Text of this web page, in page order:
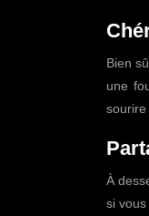
Bien
une
sourire
À
si